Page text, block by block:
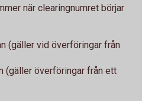
när clearingnumret börjar
(gäller vid överföringar från
(gäller överföringar från ett